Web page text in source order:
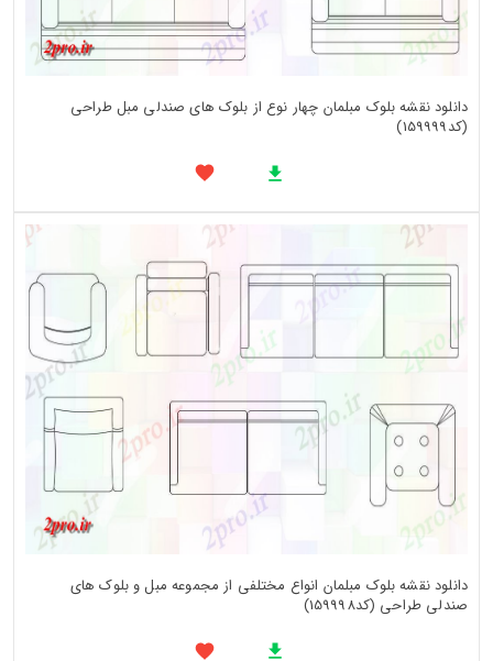
دانلود نقشه بلوک مبلمان چهار نوع از بلوک های صندلی مبل طراحی
(کد159999)
دانلود نقشه بلوک مبلمان انواع مختلفی از مجموعه مبل و بلوک های
صندلی طراحی (کد159998)